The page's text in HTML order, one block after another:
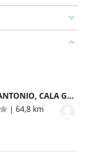
DENIA MARRIOT CABO DE SAN ANTONIO, CALA GRANADELLA, CABO DE LA NAO
| 64,8 km